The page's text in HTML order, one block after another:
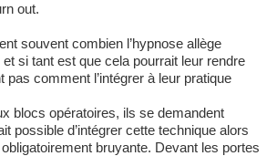
out.
souvent combien l’hypnose allège
et si tant est que cela pourrait leur rendre
pas comment l’intégrer à leur pratique
blocs opératoires, ils se demandent
possible d’intégrer cette technique alors
bruyante. Devant les portes